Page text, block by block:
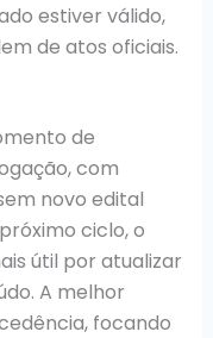
estiver válido,
de atos oficiais.
de
com
novo edital
ciclo, o
útil por atualizar
A melhor
focando